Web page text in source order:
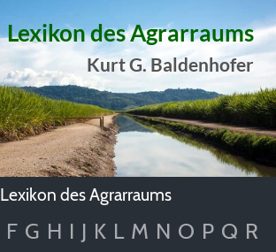
Lexikon des Agrarraums
Kurt G. Baldenhofer
Lexikon des Agrarraums
F G H I J K L M N O P Q R